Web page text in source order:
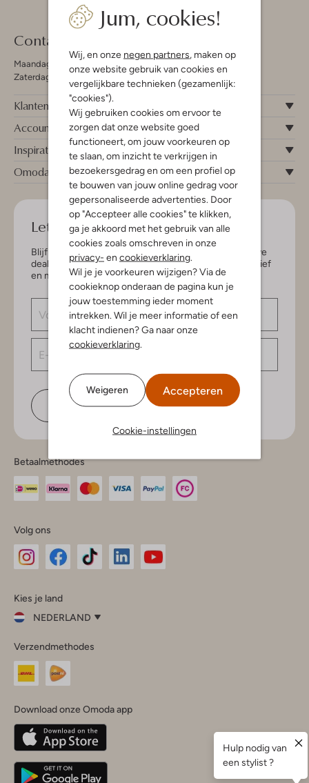
Jum, cookies!
Wij, en onze negen partners , maken op
onze website gebruik van cookies en
vergelijkbare technieken (gezamenlijk:
"cookies").
Wij gebruiken cookies om ervoor te
zorgen dat onze website goed
functioneert, om jouw voorkeuren op
te slaan, om inzicht te verkrijgen in
bezoekersgedrag en om een profiel op
te bouwen van jouw online gedrag voor
gepersonaliseerde advertenties. Door
op "Accepteer alle cookies" te klikken,
ga je akkoord met het gebruik van alle
cookies zoals omschreven in onze
privacy- en cookieverklaring
Wil je je voorkeuren wijzigen? Via de
cookieknop onderaan de pagina kun je
jouw toestemming ieder moment
intrekken. Wil je meer informatie of een
klacht indienen? Ga naar onze
cookieverklaring
Weigeren Accepteren
Cookie-instellingen
Contact
Maandag - Vrijdag 09:00 - 19:00 uur
Zaterdag 09:00 - 17:00 uur
Klantenservice
Account
Inspiratie
Omoda
Let's keep in touch!
Blijf op de hoogte van de nieuwste items en exclusieve
deals, speciaal voor jou. Schrijf je in voor de nieuwsbrief
en maak kans op € 150,- shoptegoed.
Schrijf je in
Betaalmethodes
Volg ons
InstagramFacebook
Kies je land
NEDERLAND
je
land
Nederland
Belgique(Français)
Deutschland
Verzendmethodes
Download onze Omoda app